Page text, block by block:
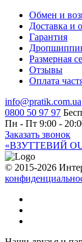
Обмен и
Доставка и
Гарантия
Размерная
Отзывы
Оплата
info@pratik.com.ua
0800 50 97 97
Пн - Пт 9:00 -
Заказать звонок
«ВЗУТТЕВИЙ
© 2015-2026